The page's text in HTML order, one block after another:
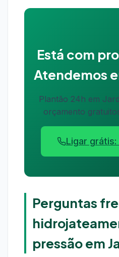
Está com
Atendemos
Plantão 24h em
orçamento
Ligar
Perguntas
pressão em